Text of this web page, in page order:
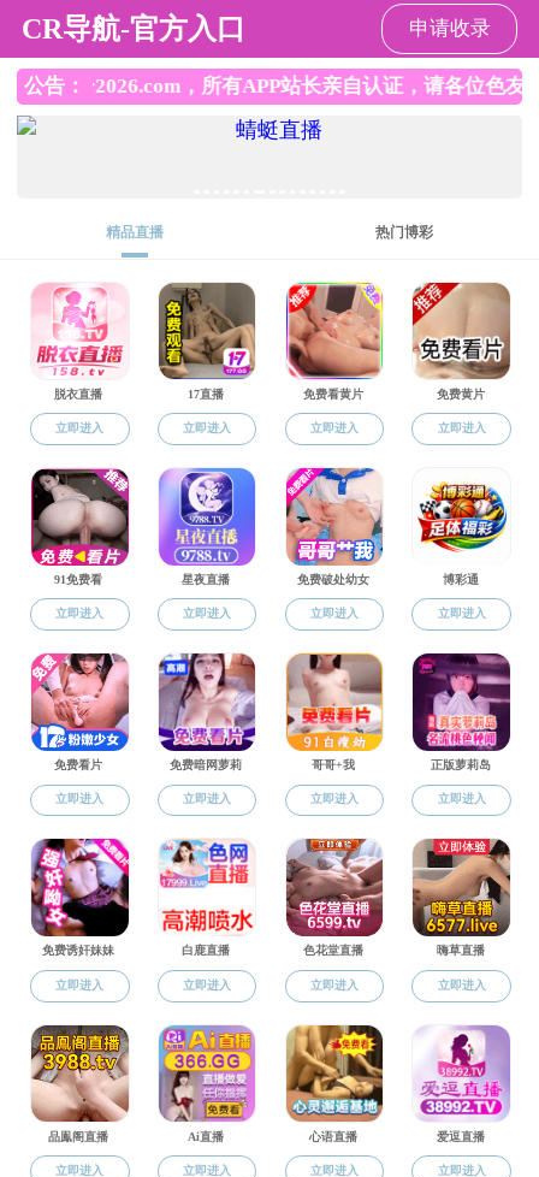
人才培养
本科生
研究生
学位论文答辩
博士后
学位论文答辩
研究生学位论文答
研究生学位论文答
研究生学位论文答
研究生学位论文答
研究生学位论文答
研究生学位论文答
研究生学位论文答
研究生学位论文答
研究生学位论文答
研究生学位论文答
研究生学位论文答
研究生学位论文答
重口调教 研究生